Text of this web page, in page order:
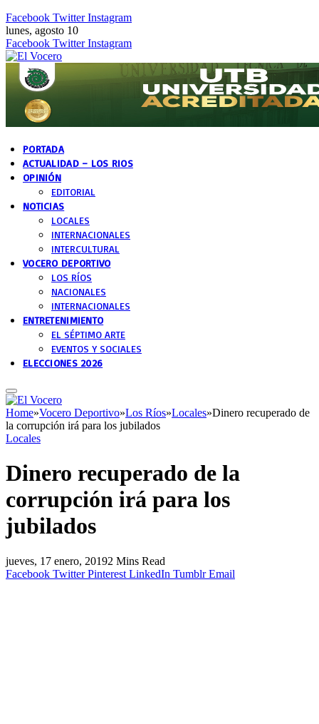
Facebook Twitter Instagram
lunes, agosto 10
Facebook Twitter Instagram
PORTADA
ACTUALIDAD – LOS RIOS
OPINIÓN
EDITORIAL
NOTICIAS
LOCALES
INTERNACIONALES
INTERCULTURAL
VOCERO DEPORTIVO
LOS RÍOS
NACIONALES
INTERNACIONALES
ENTRETENIMIENTO
EL SÉPTIMO ARTE
EVENTOS Y SOCIALES
ELECCIONES 2026
Home»Vocero Deportivo»Los Ríos»Locales»Dinero recuperado de
la corrupción irá para los jubilados
Locales
Dinero recuperado de la
corrupción irá para los
jubilados
jueves, 17 enero, 20192 Mins Read
Facebook Twitter Pinterest LinkedIn Tumblr Email